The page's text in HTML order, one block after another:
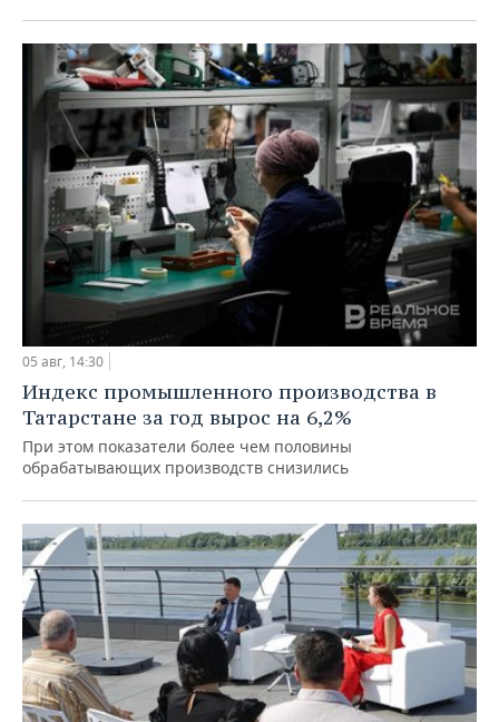
05 авг, 14:30
Индекс промышленного производства в
Татарстане за год вырос на 6,2%
При этом показатели более чем половины
обрабатывающих производств снизились